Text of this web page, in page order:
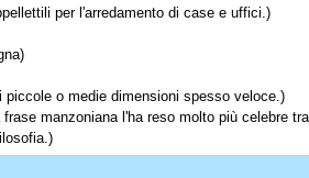
per l'arredamento di case e uffici.)
piccole o medie dimensioni spesso veloce.)
frase manzoniana l'ha reso molto più celebre